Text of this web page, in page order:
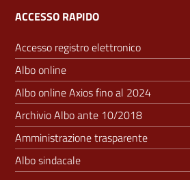
ACCESSO RAPIDO
Accesso registro elettronico
Albo online
Albo online Axios fino al 2024
Archivio Albo ante 10/2018
Amministrazione trasparente
Albo sindacale